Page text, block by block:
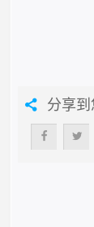
分享到